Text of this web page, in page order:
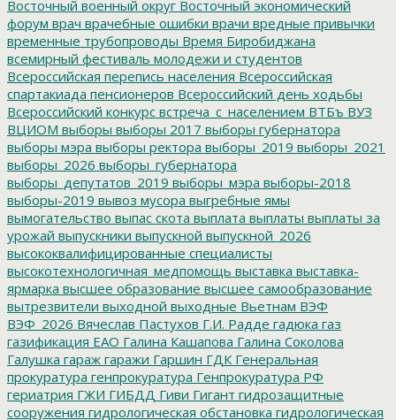
Восточный военный округ Восточный экономический
форум врач врачебные ошибки врачи вредные привычки
временные трубопроводы Время Биробиджана
всемирный фестиваль молодежи и студентов
Всероссийская перепись населения Всероссийская
спартакиада пенсионеров Всероссийский день ходьбы
Всероссийский конкурс встреча_с_населением ВТБъ ВУЗ
ВЦИОМ выборы выборы 2017 выборы губернатора
выборы мэра выборы ректора выборы_2019 выборы_2021
выборы_2026 выборы_губернатора
выборы_депутатов_2019 выборы_мэра выборы-2018
выборы-2019 вывоз мусора выгребные ямы
вымогательство выпас скота выплата выплаты выплаты за
урожай выпускники выпускной выпускной_2026
высококвалифицированные специалисты
высокотехнологичная_медпомощь выставка выставка-
ярмарка высшее образование высшее самообразование
вытрезвители выходной выходные Вьетнам ВЭФ
ВЭФ_2026 Вячеслав Пастухов Г.И. Радде гадюка газ
газификация ЕАО Галина Кашапова Галина Соколова
Галушка гараж гаражи Гаршин ГДК Генеральная
прокуратура генпрокуратура Генпрокуратура РФ
гериатрия ГЖИ ГИБДД Гиви Гигант гидрозащитные
сооружения гидрологическая обстановка гидрологическая